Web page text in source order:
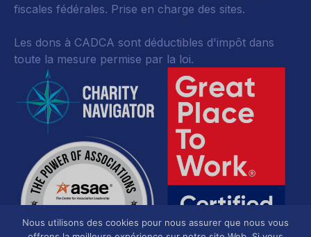
fiscales fédérales. Prise en charge des sites.
Les dons à CADCA sont déductibles d'impôt dans
toute la mesure permise par la loi.
Nous utilisons des cookies pour nous assurer que nous vous